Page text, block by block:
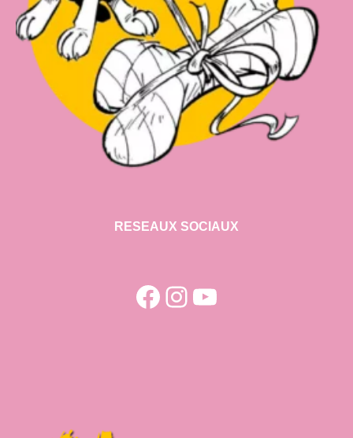
RESEAUX SOCIAUX
Facebook
Instagram
YouTube